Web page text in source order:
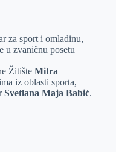
za sport i omladinu,
u zvaničnu posetu
Žitište Mitra
iz oblasti sporta,
Svetlana Maja Babić.